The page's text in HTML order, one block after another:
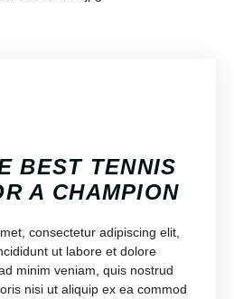
BEST TENNIS
A CHAMPION
consectetur adipiscing elit,
ut labore et dolore
minim veniam, quis nostrud
nisi ut aliquip ex ea commod